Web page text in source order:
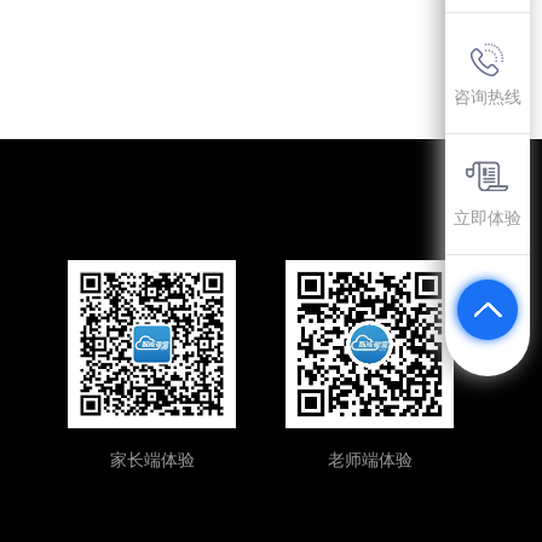
家长端体验 老师端体验
咨询热线
立即体验